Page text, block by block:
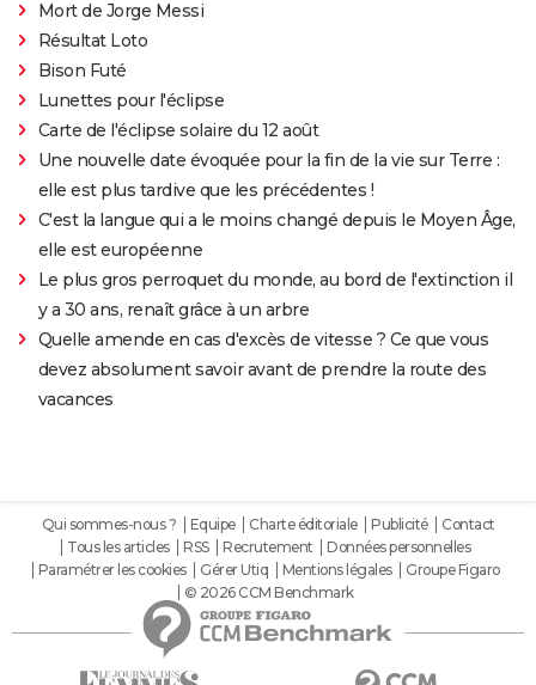
Mort de Jorge Messi
Résultat Loto
Bison Futé
Lunettes pour l'éclipse
Carte de l'éclipse solaire du 12 août
Une nouvelle date évoquée pour la fin de la vie sur Terre :
elle est plus tardive que les précédentes !
C'est la langue qui a le moins changé depuis le Moyen Âge,
elle est européenne
Le plus gros perroquet du monde, au bord de l'extinction il
y a 30 ans, renaît grâce à un arbre
Quelle amende en cas d'excès de vitesse ? Ce que vous
devez absolument savoir avant de prendre la route des
vacances
Qui sommes-nous ? Equipe Charte éditoriale Publicité
Contact
Tous les articles
RSS Recrutement
Données personnelles
Paramétrer les cookies
Gérer Utiq Mentions légales
Groupe Figaro
© 2026 CCM Benchmark